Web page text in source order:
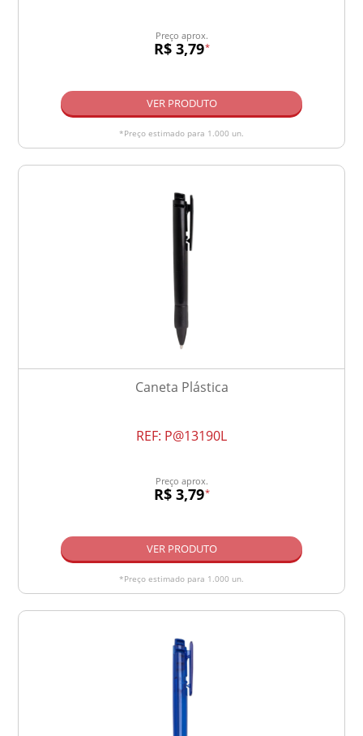
Preço aprox.
R$ 3,79*
VER PRODUTO
*Preço estimado para 1.000 un.
Caneta Plástica
REF: P@13190L
Preço aprox.
R$ 3,79*
VER PRODUTO
*Preço estimado para 1.000 un.